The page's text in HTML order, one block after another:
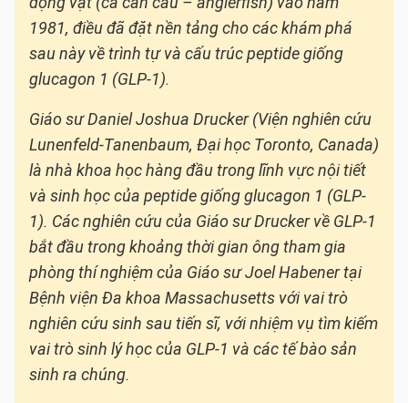
1981, điều đã đặt nền tảng cho các khám phá
sau này về trình tự và cấu trúc peptide giống
glucagon 1 (GLP-1).
Giáo sư Daniel Joshua Drucker (Viện nghiên cứu
Lunenfeld-Tanenbaum, Đại học Toronto, Canada)
là nhà khoa học hàng đầu trong lĩnh vực nội tiết
và sinh học của peptide giống glucagon 1 (GLP-
1). Các nghiên cứu của Giáo sư Drucker về GLP-1
bắt đầu trong khoảng thời gian ông tham gia
phòng thí nghiệm của Giáo sư Joel Habener tại
Bệnh viện Đa khoa Massachusetts với vai trò
nghiên cứu sinh sau tiến sĩ, với nhiệm vụ tìm kiếm
vai trò sinh lý học của GLP-1 và các tế bào sản
sinh ra chúng.